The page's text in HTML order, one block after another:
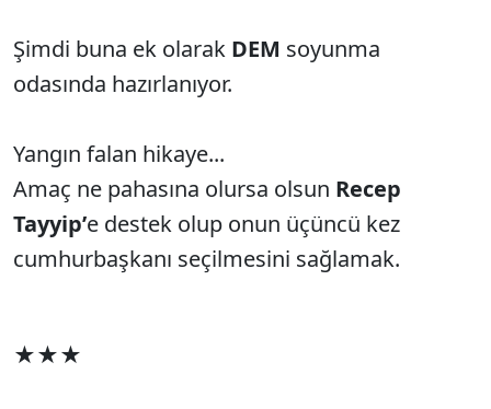
Şimdi buna ek olarak DEM soyunma
odasında hazırlanıyor.
Yangın falan hikaye...
Amaç ne pahasına olursa olsun Recep
Tayyip’e destek olup onun üçüncü kez
cumhurbaşkanı seçilmesini sağlamak.
★★★